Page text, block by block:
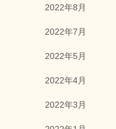
2022年8月
2022年7月
2022年5月
2022年4月
2022年3月